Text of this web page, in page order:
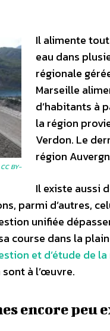
CC BY-
Il alimente
eau dans
régionale
Marseille
d’habitants à
la région
Verdon. Le
région
Il existe aussi
parmi d’autres,
unifiée
course dans la
et d’étude de
à l’œuvre.
encore peu